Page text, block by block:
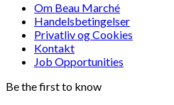
Om Beau Marché
Handelsbetingelser
Privatliv og Cookies
Kontakt
Job Opportunities
Be the first to know